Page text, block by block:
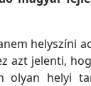
helyszíni
azt jelenti,
olyan helyi